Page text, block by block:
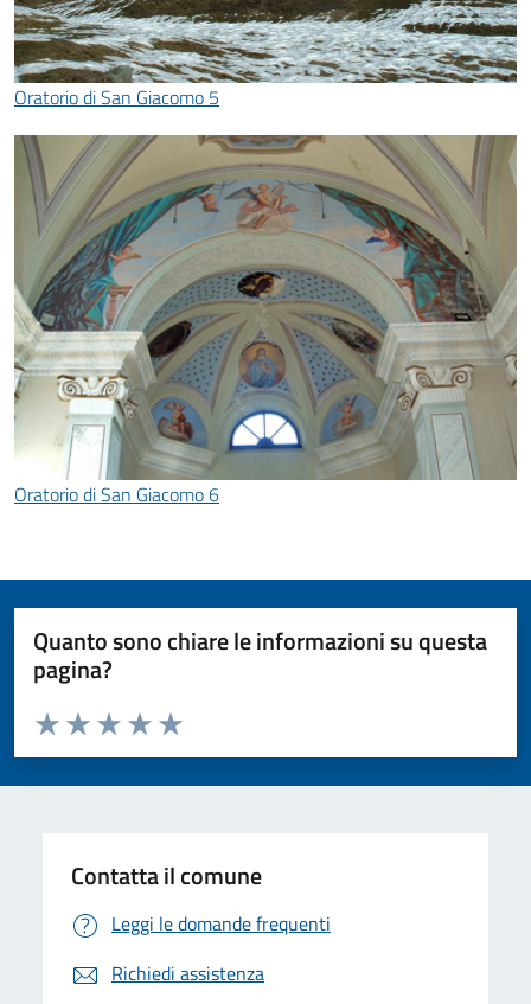
Oratorio di San Giacomo 5
Oratorio di San Giacomo 6
Quanto sono chiare le informazioni su questa
pagina?
Valuta da 1 a 5 stelle la pagina
Valuta 5 stelle su 5
Valuta 4 stelle su 5
Valuta 3 stelle su 5
Valuta 2 stelle su 5
Valuta 1 stelle su 5
Contatta il comune
Leggi le domande frequenti
Richiedi assistenza